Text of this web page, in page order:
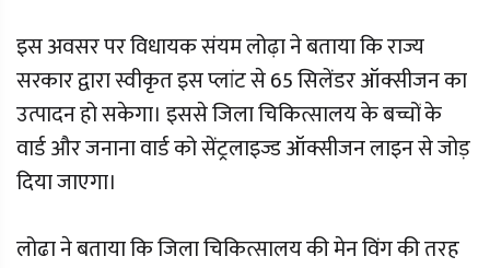
इस अवसर पर विधायक संयम लोढ़ा ने बताया कि राज्य
सरकार द्वारा स्वीकृत इस प्लांट से 65 सिलेंडर ऑक्सीजन का
उत्पादन हो सकेगा। इससे जिला चिकित्सालय के बच्चों के
वार्ड और जनाना वार्ड को सेंट्रलाइज्ड ऑक्सीजन लाइन से जोड़
दिया जाएगा।
लोढा ने बताया कि जिला चिकित्सालय की मेन विंग की तरह